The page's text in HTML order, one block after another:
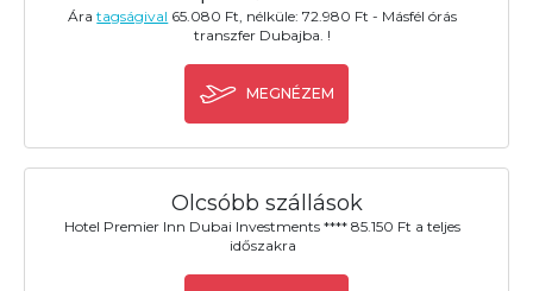
Áratagságival 65.080 Ft, nélküle: 72.980 Ft - Másfél órás
transzfer Dubajba. !
MEGNÉZEM
Olcsóbb szállások
Hotel Premier Inn Dubai Investments **** 85.150 Ft a teljes
időszakra